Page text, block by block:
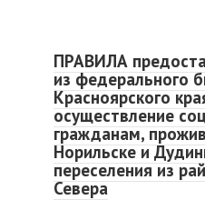
ПРАВИЛА
из федерального
Красноярского
осуществление
гражданам,
Норильске и
переселения из
Севера